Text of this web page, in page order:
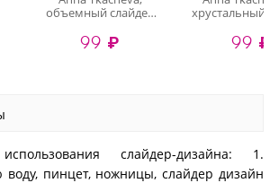
объемный слайдер
99 ₽
хрустальный
99 ₽
слайдер-дизайна: 1.
воду, пинцет, ножницы, слайдер дизайн